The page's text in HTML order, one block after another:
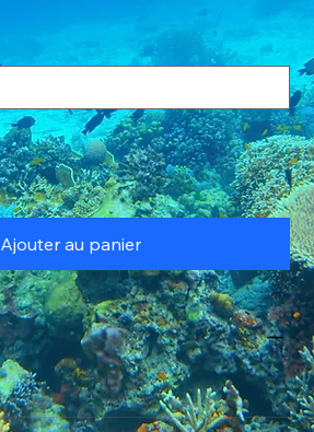
Ajouter au panier